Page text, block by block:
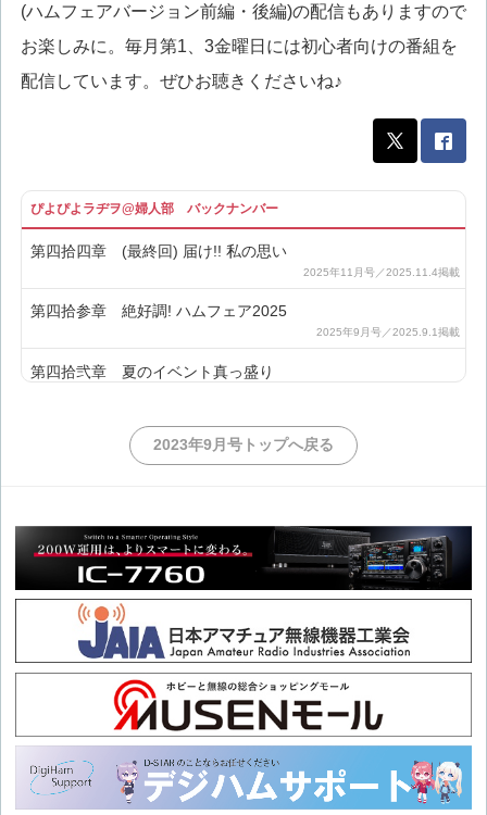
(ハムフェアバージョン前編・後編)の配信もありますので
お楽しみに。毎月第1、3金曜日には初心者向けの番組を
配信しています。ぜひお聴きくださいね♪
ぴよぴよラヂヲ@婦人部 バックナンバー
第四拾四章 (最終回) 届け!! 私の思い
第四拾参章 絶好調! ハムフェア2025
第四拾弐章 夏のイベント真っ盛り
第四拾壱章 VE資格取得
第参拾九章 春のあしおと
第参拾八章 誕生
第参拾七章 昭和100年のスタート
第参拾六章 あっという間の一年
第参拾五章 ハムフェア2024
2023年9月号トップへ戻る